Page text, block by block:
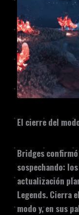
El cierre del
Bridges
sospechando:
actualización
Legends. Cierra
modo y, en sus